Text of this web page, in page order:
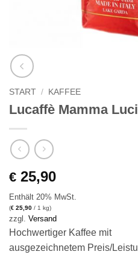
START / KAFFEE
Lucaffè Mamma
€ 25,90
Enthält 20% MwSt.
(€ 25,90 / 1 kg)
zzgl. Versand
Hochwertiger Kaffee mit
ausgezeichnetem Preis/